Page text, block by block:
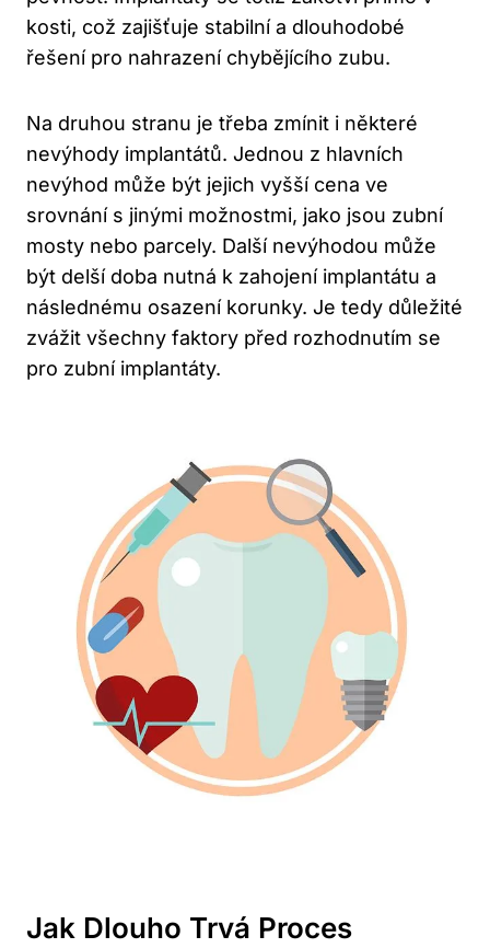
kosti, což zajišťuje stabilní a dlouhodobé
řešení pro nahrazení chybějícího zubu.
Na druhou stranu je třeba zmínit i některé
nevýhody implantátů. Jednou z hlavních
nevýhod může být jejich vyšší cena ve
srovnání s jinými možnostmi, jako jsou zubní
mosty nebo parcely. Další nevýhodou může
být delší doba nutná k zahojení implantátu a
následnému osazení korunky. Je tedy důležité
zvážit všechny faktory před rozhodnutím se
pro zubní implantáty.
Jak Dlouho Trvá Proces